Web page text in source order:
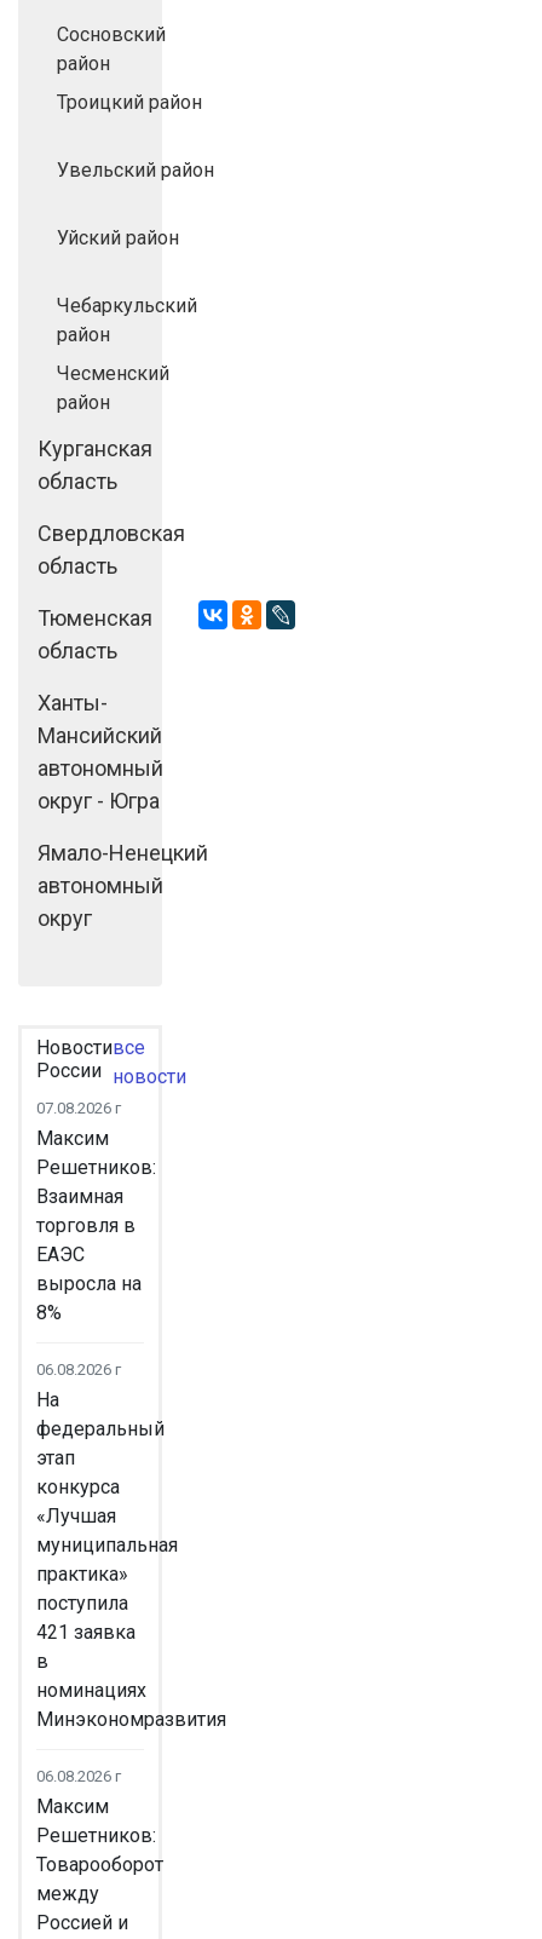
Сосновский
район
Троицкий район
Увельский район
Уйский район
Чебаркульский
район
Чесменский
район
Курганская
область
Свердловская
область
Тюменская
область
Ханты-
Мансийский
автономный
округ - Югра
Ямало-Ненецкий
автономный
округ
Новости
России
все
новости
07.08.2026 г
Максим
Решетников:
Взаимная
торговля в
ЕАЭС
выросла на
8%
06.08.2026 г
На
федеральный
этап
конкурса
«Лучшая
муниципальная
практика»
поступила
421 заявка
в
номинациях
Минэкономразвития
06.08.2026 г
Максим
Решетников:
Товарооборот
между
Россией и